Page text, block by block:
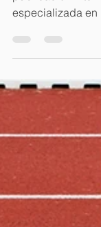
#iam1000
publicación
especializada en
profesionales